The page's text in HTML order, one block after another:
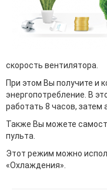
скорость вентилятора.
При этом Вы получите и
энергопотребление. В
работать 8 часов, затем
Также Вы можете
пульта.
Этот режим можно
«Охлаждения».